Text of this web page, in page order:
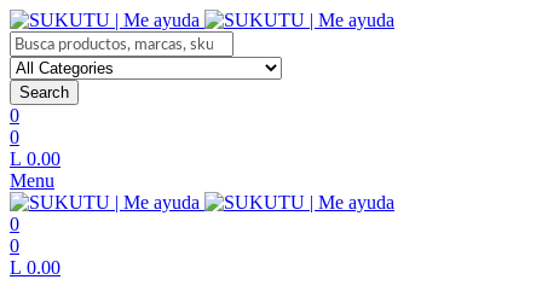
Search
0
0
L 0.00
Menu
0
0
L 0.00